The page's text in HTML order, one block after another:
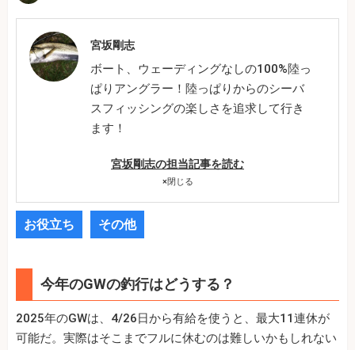
宮坂剛志
ボート、ウェーディングなしの100%陸っ
ぱりアングラー！陸っぱりからのシーバ
スフィッシングの楽しさを追求して行き
ます！
宮坂剛志の担当記事を読む
×閉じる
お役立ち その他
今年のGWの釣行はどうする？
2025年のGWは、4/26日から有給を使うと、最大11連休が
可能だ。実際はそこまでフルに休むのは難しいかもしれない